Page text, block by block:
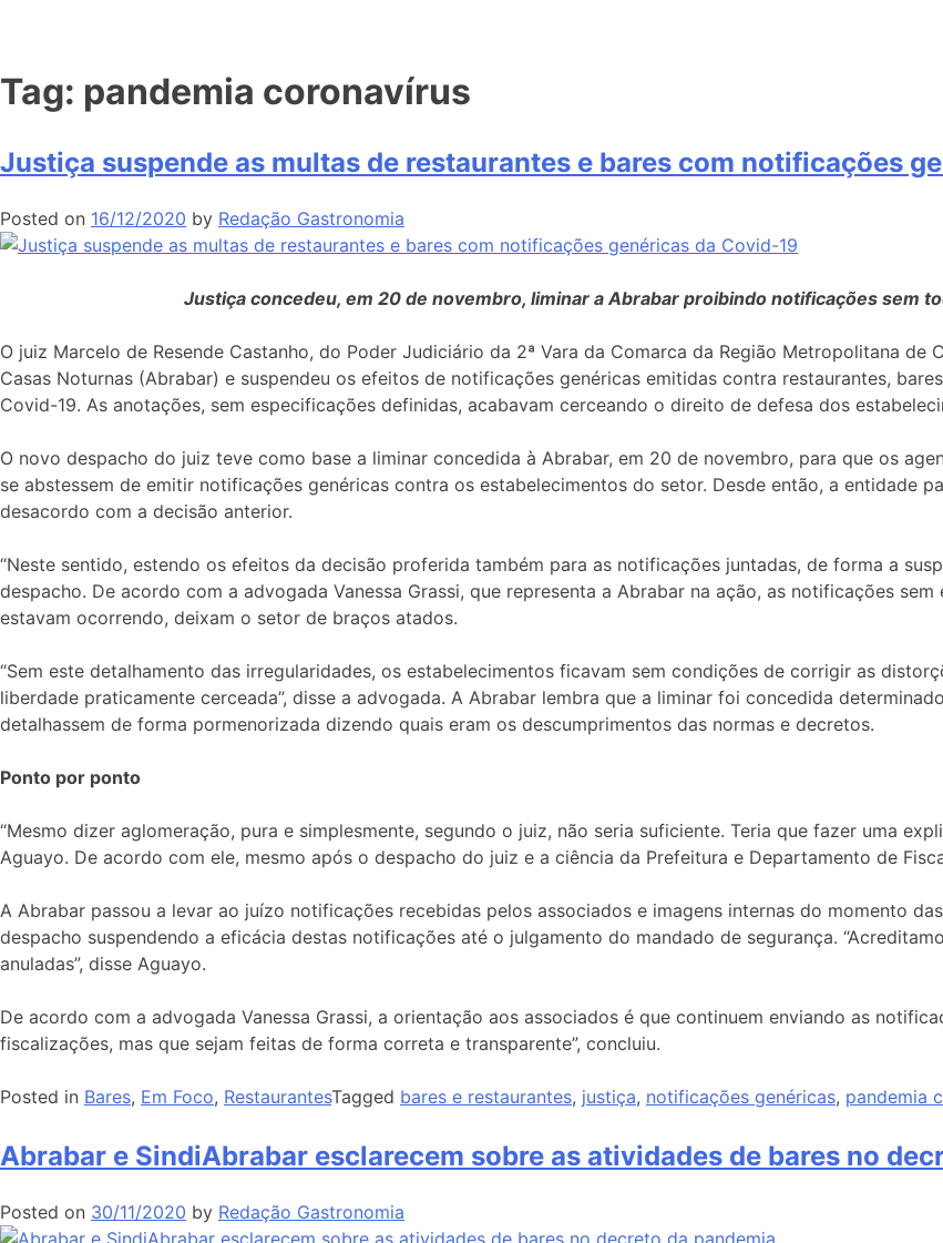
Tag: pandemia coronavírus
Justiça suspende as multas de restaurantes e bares com notificações
Posted on 16/12/2020 by Redação Gastronomia
Justiça concedeu, em 20 de novembro, liminar a Abrabar proibindo notificações sem
O juiz Marcelo de Resende Castanho, do Poder Judiciário da 2ª Vara da Comarca da Região Metropolitana
Casas Noturnas (Abrabar) e suspendeu os efeitos de notificações genéricas emitidas contra restaurantes,
Covid-19. As anotações, sem especificações definidas, acabavam cerceando o direito de defesa dos
O novo despacho do juiz teve como base a liminar concedida à Abrabar, em 20 de novembro, para que os
se abstessem de emitir notificações genéricas contra os estabelecimentos do setor. Desde então, a entidade
desacordo com a decisão anterior.
“Neste sentido, estendo os efeitos da decisão proferida também para as notificações juntadas, de forma a
despacho. De acordo com a advogada Vanessa Grassi, que representa a Abrabar na ação, as notificações
estavam ocorrendo, deixam o setor de braços atados.
“Sem este detalhamento das irregularidades, os estabelecimentos ficavam sem condições de corrigir as
liberdade praticamente cerceada”, disse a advogada. A Abrabar lembra que a liminar foi concedida
detalhassem de forma pormenorizada dizendo quais eram os descumprimentos das normas e decretos.
Ponto por ponto
“Mesmo dizer aglomeração, pura e simplesmente, segundo o juiz, não seria suficiente. Teria que fazer uma
Aguayo. De acordo com ele, mesmo após o despacho do juiz e a ciência da Prefeitura e Departamento de
A Abrabar passou a levar ao juízo notificações recebidas pelos associados e imagens internas do momento
despacho suspendendo a eficácia destas notificações até o julgamento do mandado de segurança.
anuladas”, disse Aguayo.
De acordo com a advogada Vanessa Grassi, a orientação aos associados é que continuem enviando as
fiscalizações, mas que sejam feitas de forma correta e transparente”, concluiu.
Posted in Bares, Em Foco, RestaurantesTagged bares e restaurantes, justiça, notificações genéricas, pandemia
Abrabar e SindiAbrabar esclarecem sobre as atividades de bares no
Posted on 30/11/2020 by Redação Gastronomia